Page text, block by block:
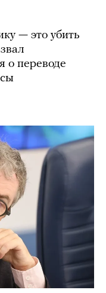
— это убить
о переводе